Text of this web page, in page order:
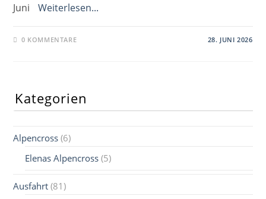
Juni
Weiterlesen...
0 KOMMENTARE 28. JUNI 2026
Kategorien
Alpencross (6)
Elenas Alpencross (5)
Ausfahrt (81)